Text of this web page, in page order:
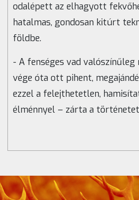
odalépett az elhagyott
hatalmas, gondosan kitúrt
földbe.
- A fenséges vad valószínűleg
vége óta ott pihent,
ezzel a felejthetetlen,
élménnyel – zárta a